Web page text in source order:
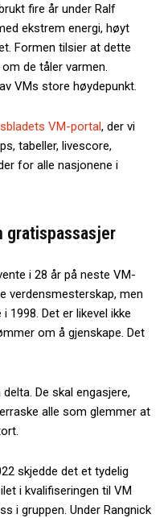
fire år under Ralf
ekstrem energi, høyt
Formen tilsier at dette
de tåler varmen.
VMs store høydepunkt.
VM-portal, der vi
tabeller, livescore,
for alle nasjonene i
gratispassasjer
i 28 år på neste VM-
verdensmesterskap, men
1998. Det er likevel ikke
om å gjenskape. Det
De skal engasjere,
alle som glemmer at
skjedde det et tydelig
i kvalifiseringen til VM
i gruppen. Under Rangnick